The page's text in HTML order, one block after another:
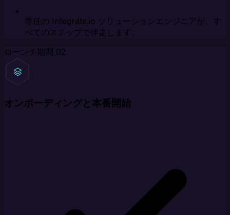
専任の Integrate.io ソリューションエンジニアが、す
べてのステップで伴走します。
ローンチ期間 02
オンボーディングと本番開始